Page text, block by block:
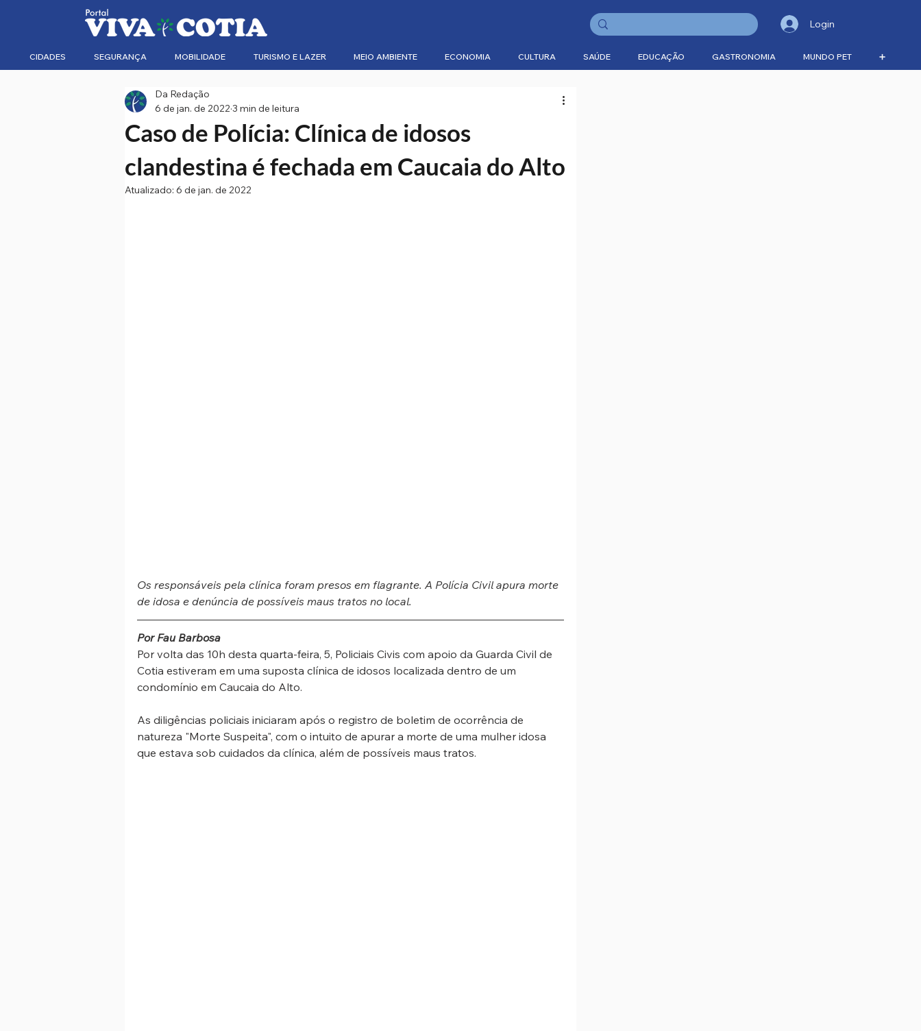
Login
CIDADES SEGURANÇA MOBILIDADE TURISMO E LAZER MEIO AMBIENTE ECONOMIA CULTURA SAÚDE EDUCAÇÃO GASTRONOMIA MUNDO PET ➕
Caso de Polícia: Clínica de idosos
clandestina é fechada em Caucaia do Alto
Da Redação
6 de jan. de 2022 3 min de leitura
Atualizado: 6 de jan. de 2022
Os responsáveis pela clínica foram presos em flagrante. A Polícia Civil apura morte
de idosa e denúncia de possíveis maus tratos no local.
Por Fau Barbosa
Por volta das 10h desta quarta-feira, 5, Policiais Civis com apoio da Guarda Civil de
Cotia estiveram em uma suposta clínica de idosos localizada dentro de um
condomínio em Caucaia do Alto.
As diligências policiais iniciaram após o registro de boletim de ocorrência de
natureza "Morte Suspeita", com o intuito de apurar a morte de uma mulher idosa
que estava sob cuidados da clínica, além de possíveis maus tratos.